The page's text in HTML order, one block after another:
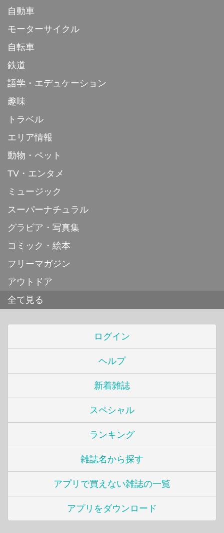
自動車
モーターサイクル
自転車
鉄道
語学・エデュケーション
趣味
トラベル
エリア情報
動物・ペット
TV・エンタメ
ミュージック
スーパーナチュラル
グラビア・写真集
コミック・絵本
フリーマガジン
アウトドア
全て見る
ログイン
ヘルプ
新着雑誌
スペシャル
ランキング
雑誌名から探す
アプリで買えない雑誌の一覧
アプリをダウンロード